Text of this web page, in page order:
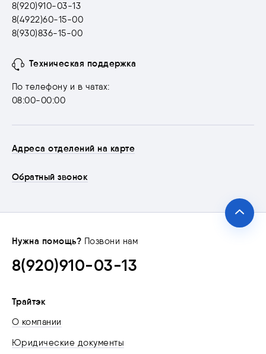
8(920)910-03-13
8(4922)60-15-00
8(930)836-15-00
Техническая поддержка
По телефону и в чатах:
08:00-00:00
Адреса отделений на карте
Обратный звонок
Нужна помощь? Позвони нам
8(920)910-03-13
Трайтэк
О компании
Юридические документы